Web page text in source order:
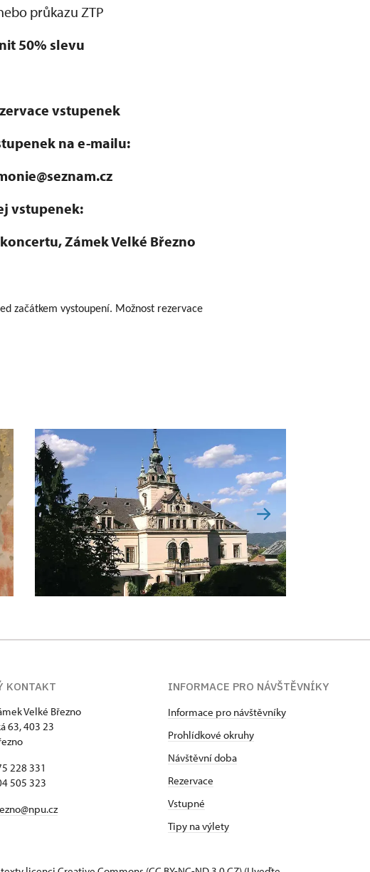
průkazu ZTP
50% slevu
vstupenek
na e-mailu:
vstupenek:
Zámek Velké Březno
začátkem vystoupení. Možnost rezervace
KONTAKT
Velké Březno
63, 403 23
228 331
505 323
INFORMACE PRO NÁVŠTĚVNÍKY
Informace pro návštěvníky
Prohlídkové okruhy
Návštěvní doba
Rezervace
Vstupné
Tipy na výlety